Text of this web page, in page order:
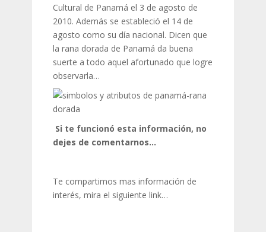
Cultural de Panamá el 3 de agosto de
2010. Además se estableció el 14 de
agosto como su día nacional. Dicen que
la rana dorada de Panamá da buena
suerte a todo aquel afortunado que logre
observarla…
Si te funcionó esta información, no
dejes de comentarnos…
Te compartimos mas información de
interés, mira el siguiente link…